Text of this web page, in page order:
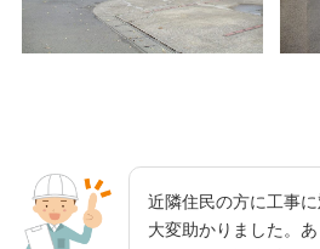
近隣住民の方に工事
大変助かりました。